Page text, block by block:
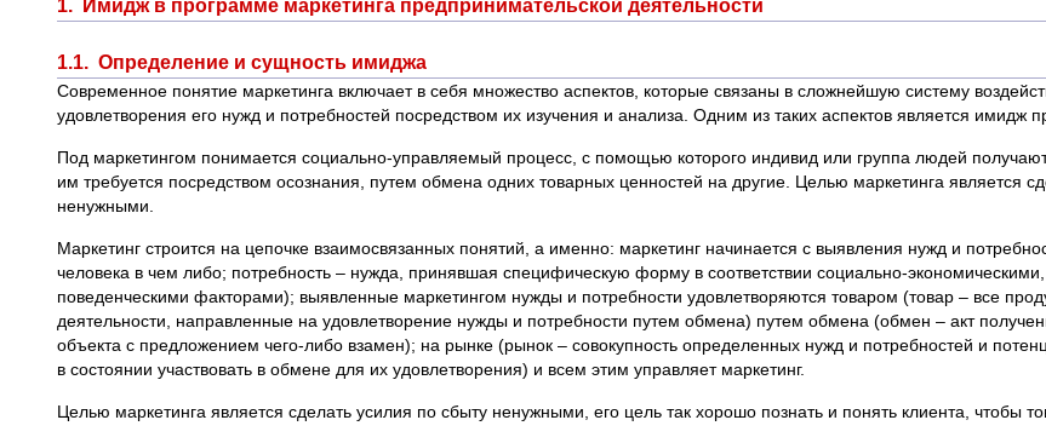
1. Имидж в программе маркетинга предпринимательской деятельности
1.1. Определение и сущность имиджа
Современное понятие маркетинга включает в себя множество аспектов, которые связаны в сложнейшую систему
удовлетворения его нужд и потребностей посредством их изучения и анализа. Одним из таких аспектов является имидж
Под маркетингом понимается социально-управляемый процесс, с помощью которого индивид или группа людей
им требуется посредством осознания, путем обмена одних товарных ценностей на другие. Целью маркетинга является
ненужными.
Маркетинг строится на цепочке взаимосвязанных понятий, а именно: маркетинг начинается с выявления нужд и
человека в чем либо; потребность – нужда, принявшая специфическую форму в соответствии социально-
поведенческими факторами); выявленные маркетингом нужды и потребности удовлетворяются товаром (товар – все
деятельности, направленные на удовлетворение нужды и потребности путем обмена) путем обмена (обмен – акт
объекта с предложением чего-либо взамен); на рынке (рынок – совокупность определенных нужд и потребностей и
в состоянии участвовать в обмене для их удовлетворения) и всем этим управляет маркетинг.
Целью маркетинга является сделать усилия по сбыту ненужными, его цель так хорошо познать и понять клиента, чтобы